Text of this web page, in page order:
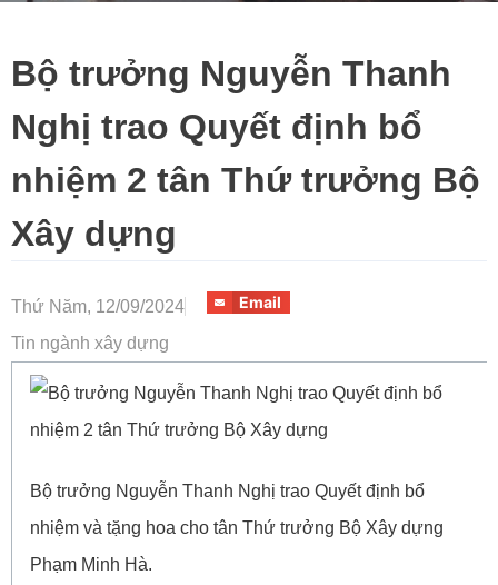
Bộ trưởng Nguyễn Thanh
Nghị trao Quyết định bổ
nhiệm 2 tân Thứ trưởng Bộ
Xây dựng
Thứ Năm, 12/09/2024
Tin ngành xây dựng
Email
Bộ trưởng Nguyễn Thanh Nghị trao Quyết định bổ
nhiệm và tặng hoa cho tân Thứ trưởng Bộ Xây dựng
Phạm Minh Hà.